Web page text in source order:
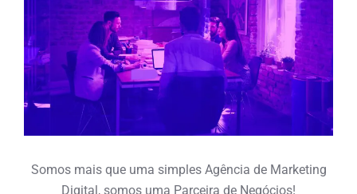
Somos mais que uma simples Agência de Marketing
Digital, somos uma Parceira de Negócios!